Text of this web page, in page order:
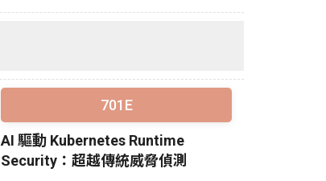
701E
AI 驅動 Kubernetes Runtime
Security：超越傳統威脅偵測